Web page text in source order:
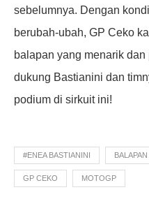
sebelumnya. Dengan
berubah-ubah, GP Ceko
balapan yang menarik
dukung Bastianini dan
podium di sirkuit ini!
#ENEA BASTIANINI
GP CEKO MOTOGP